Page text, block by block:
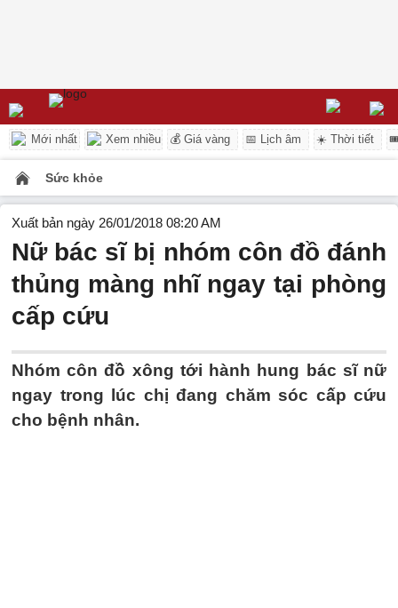
Mới nhất Xem nhiều 💰 Giá vàng 📅 Lịch âm ☀️ Thời tiết
Sức khỏe
Xuất bản ngày 26/01/2018 08:20 AM
Nữ bác sĩ bị nhóm côn đồ đánh
thủng màng nhĩ ngay tại phòng
cấp cứu
Nhóm côn đồ xông tới hành hung bác sĩ nữ
ngay trong lúc chị đang chăm sóc cấp cứu
cho bệnh nhân.